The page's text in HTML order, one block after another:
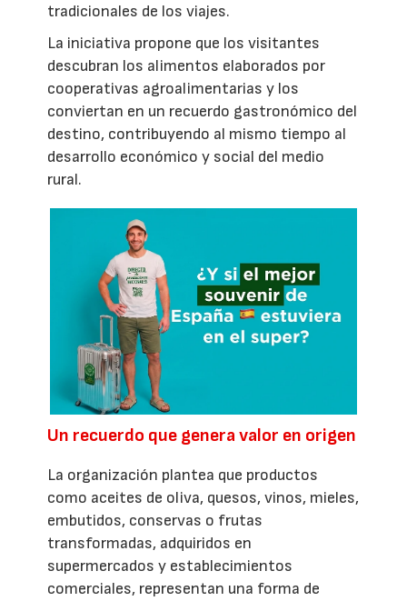
tradicionales de los viajes.
La iniciativa propone que los visitantes
descubran los alimentos elaborados por
cooperativas agroalimentarias y los
conviertan en un recuerdo gastronómico del
destino, contribuyendo al mismo tiempo al
desarrollo económico y social del medio
rural.
Un recuerdo que genera valor en origen
La organización plantea que productos
como aceites de oliva, quesos, vinos, mieles,
embutidos, conservas o frutas
transformadas, adquiridos en
supermercados y establecimientos
comerciales, representan una forma de